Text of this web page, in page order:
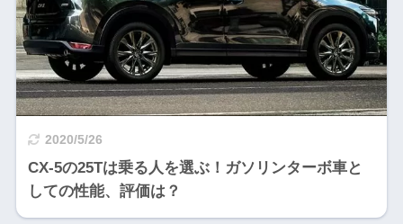
2020/5/26
CX-5の25Tは乗る人を選ぶ！ガソリンターボ車と
しての性能、評価は？